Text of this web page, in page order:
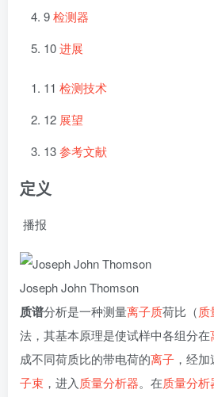
9检测器
10进展
11 检测技术
12 展望
13参考文献
定义
播报
Joseph John Thomson
质谱分析是一种测量离子质荷比（质
法，其基本原理是使试样中各组分在
成不同荷质比的带电荷的离子 ，经加
子束 ，进入 质量分析器。在质量分析